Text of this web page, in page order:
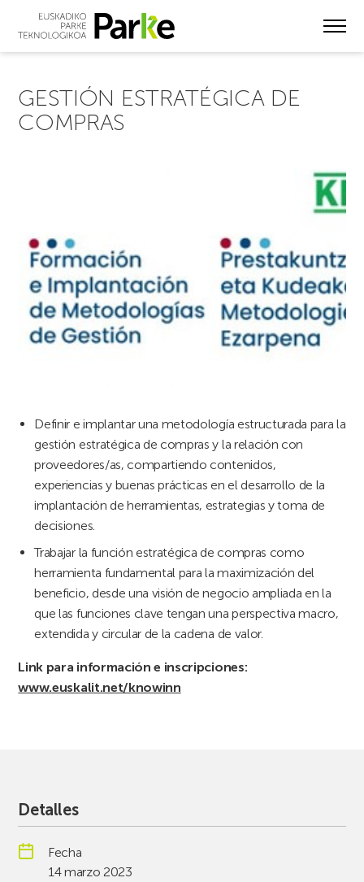
GESTIÓN ESTRATÉGICA DE
COMPRAS
Definir e implantar una metodología estructurada para la
gestión estratégica de compras y la relación con
proveedores/as, compartiendo contenidos,
experiencias y buenas prácticas en el desarrollo de la
implantación de herramientas, estrategias y toma de
decisiones.
Trabajar la función estratégica de compras como
herramienta fundamental para la maximización del
beneficio, desde una visión de negocio ampliada en la
que las funciones clave tengan una perspectiva macro,
extendida y circular de la cadena de valor.
Link para información e inscripciones:
www.euskalit.net/knowinn
Detalles
Fecha
14 marzo 2023